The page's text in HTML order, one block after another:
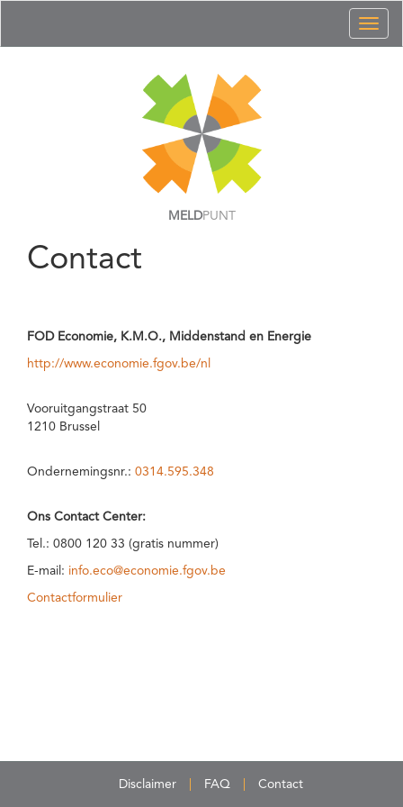
MELDPUNT
Contact
FOD Economie, K.M.O., Middenstand en Energie
http://www.economie.fgov.be/nl
Vooruitgangstraat 50
1210 Brussel
Ondernemingsnr.: 0314.595.348
Ons Contact Center:
Tel.: 0800 120 33 (gratis nummer)
E-mail: info.eco@economie.fgov.be
Contactformulier
Disclaimer FAQ Contact